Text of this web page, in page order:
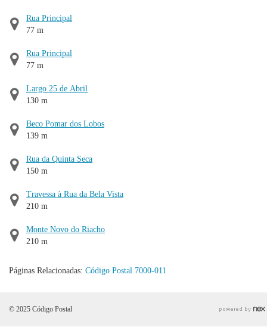
Rua Principal
77 m
Rua Principal
77 m
Largo 25 de Abril
130 m
Beco Pomar dos Lobos
139 m
Rua da Quinta Seca
150 m
Travessa à Rua da Bela Vista
210 m
Monte Novo do Riacho
210 m
Páginas Relacionadas: Código Postal 7000-011
© 2025 Código Postal